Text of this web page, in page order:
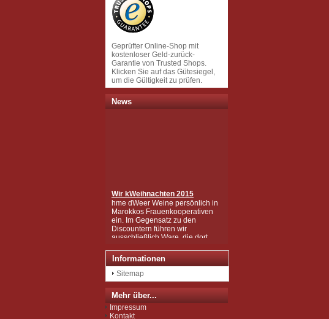
Geprüfter Online-Shop mit
kostenloser Geld-zurück-
Garantie von Trusted Shops.
Klicken Sie auf das Gütesiegel,
um die Gültigkeit zu prüfen.
News
hme dWeer Weine persönlich in
Marokkos Frauenkooperativen
ein. Im Gegensatz zu den
Discountern führen wir
ausschließlich Ware, die dort
gesammelt und hergestellt
Handarbeit zu den wertvollen
Produkten wurden, wie Sie sie
bei uns kaufen können.
Wir sind zudem von der EU als
unterliegen der Kontrolle nach
der sog. Novel-Food-VO.
Seit Juli 2012 sind wir für das
Informationen
Sitemap
Mehr über...
Impressum
Kontakt